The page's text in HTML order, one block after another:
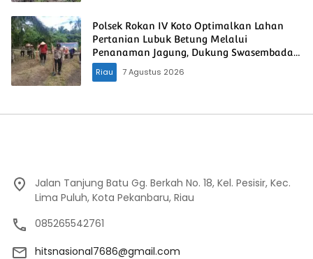
Polsek Rokan IV Koto Optimalkan Lahan
Pertanian Lubuk Betung Melalui
Penanaman Jagung, Dukung Swasembada
Pangan Nasional
Riau 7 Agustus 2026
Jalan Tanjung Batu Gg. Berkah No. 18, Kel. Pesisir, Kec.
Lima Puluh, Kota Pekanbaru, Riau
085265542761
hitsnasional7686@gmail.com